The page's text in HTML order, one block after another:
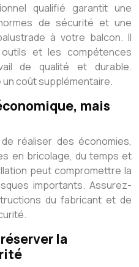
qualifié garantit une
de sécurité et une
à votre balcon. Il
outils et les compétences
de qualité et durable.
coût supplémentaire.
mais
de réaliser des économies,
en bricolage, du temps et
peut compromettre la
importants. Assurez-
du fabricant et de
la